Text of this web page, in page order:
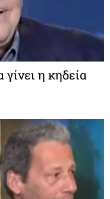
η κηδεία